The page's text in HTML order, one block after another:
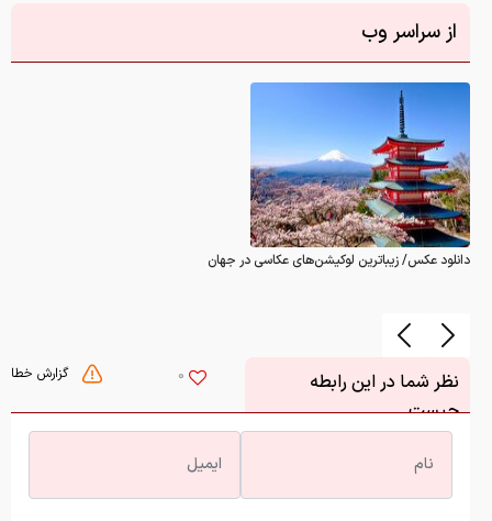
از سراسر وب
دانلود عکس/ زیباترین لوکیشن‌های عکاسی در جهان
گزارش خطا 0
نظر شما در این رابطه
چیست